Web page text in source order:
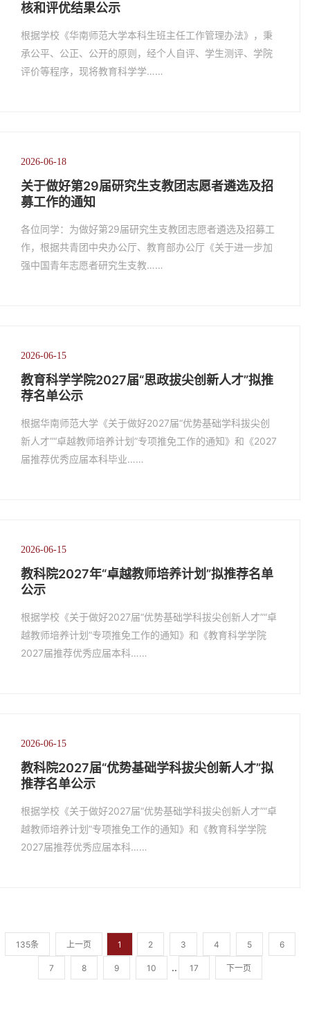
核和评优结果公示
根据学校《华南师范大学本科生班主任工作管理办法》，秉
承公平、公正、公开的原则，经个人自评、学生测评、学院
评价等程序，现将教育科学学……
2026-06-18
关于做好第29届研究生支教团志愿者遴选及招
募工作的通知
各位同学：为做好第29届研究生支教团志愿者遴选及招募工
作，根据共青团中央办公厅、教育部办公厅《关于进一步加
强中国青年志愿者研究生支教……
2026-06-15
教育科学学院2027届“思政拔尖创新人才”拟推
荐名单公示
根据华南师范大学《关于做好2027届“优势基础学科拔尖创
新人才”“卓越教师培养计划”专项推免工作的通知》和《2027
届推荐优秀应届本科毕业……
2026-06-15
教科院2027年“卓越教师培养计划”拟推荐名单
公示
根据学校《关于做好2027届“优势基础学科拔尖创新人才”“卓
越教师培养计划”专项推免工作的通知》和《教育科学学院
2027届推荐优秀应届本科……
2026-06-15
教科院2027届“优势基础学科拔尖创新人才”拟
推荐名单公示
根据学校《关于做好2027届“优势基础学科拔尖创新人才”“卓
越教师培养计划”专项推免工作的通知》和《教育科学学院
2027届推荐优秀应届本科……
135条 上一页 1 2 3 4 5 6
7 8 9 10 .. 17 下一页